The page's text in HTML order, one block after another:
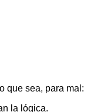
que sea, para mal:
la lógica.